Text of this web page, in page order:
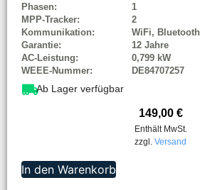
Phasen:
1
MPP-Tracker:
2
Kommunikation:
WiFi, Bluetooth
Garantie:
12 Jahre
AC-Leistung:
0,799 kW
WEEE-Nummer:
DE84707257
Ab Lager verfügbar
149,00 €
Enthält MwSt.
zzgl. Versand
In den Warenkorb